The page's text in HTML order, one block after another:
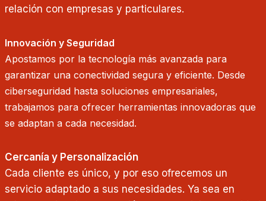
relación con empresas y particulares.
Innovación y Seguridad
Apostamos por la tecnología más avanzada para
garantizar una conectividad segura y eficiente. Desde
ciberseguridad hasta soluciones empresariales,
trabajamos para ofrecer herramientas innovadoras que
se adaptan a cada necesidad.
Cercanía y Personalización
Cada cliente es único, y por eso ofrecemos un
servicio adaptado a sus necesidades. Ya sea en